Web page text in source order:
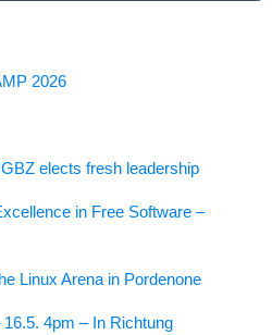
2026
elects fresh leadership
in Free Software –
Linux Arena in Pordenone
4pm – In Richtung